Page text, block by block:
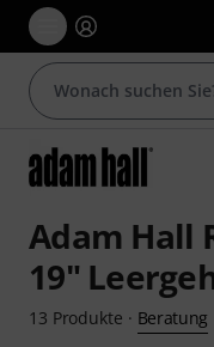
Adam Hall
19"
13 Produkte · Beratung